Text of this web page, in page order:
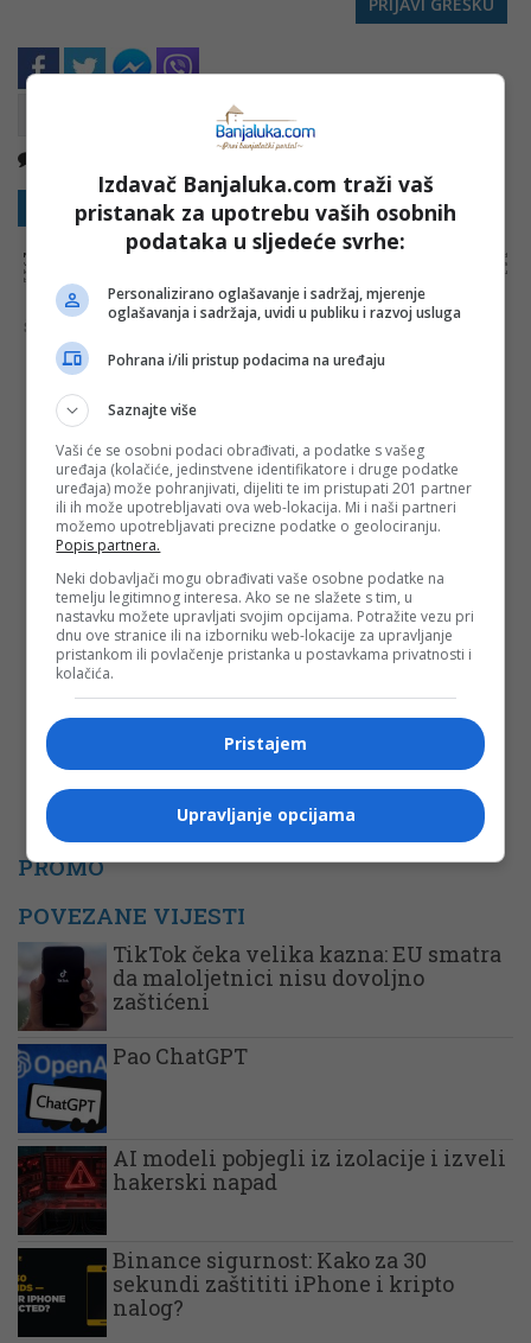
Sakrij sve komentare Prikaži komentare
NAPOMENA:
Komentari odražavaju stavove njihovih autora, a ne nužno i stavove internet portala Banjaluka.com. Molimo korisnike da se suzdrže od
vrijeđanja, psovanja i vulgarnog izražavanja. Portal Banjaluka.com zadržava pravo da obriše komentar bez najave i objašnjenja. Zbog velikog broja
komentara Banjaluka.com nije dužan obrisati sve komentare koji krše pravila. Kao čitalac takođe prihvatate mogućnost da među komentarima mogu
biti pronađeni sadržaji koji mogu biti u suprotnosti sa vašim vjerskim, moralnim i drugim načelima i uvjerenjima.
Šta mislite o ovoj temi?
obavezna!
Ime*
Email*
Komentar
PROMO
POVEZANE VIJESTI
TikTok čeka velika kazna: EU smatra
da maloljetnici nisu dovoljno
zaštićeni
Pao ChatGPT
AI modeli pobjegli iz izolacije i izveli
hakerski napad
Binance sigurnost: Kako za 30
sekundi zaštititi iPhone i kripto
nalog?
Izdavač Banjaluka.com traži vaš
pristanak za upotrebu vaših osobnih
podataka u sljedeće svrhe:
Personalizirano oglašavanje i sadržaj, mjerenje
oglašavanja i sadržaja, uvidi u publiku i razvoj usluga
Pohrana i/ili pristup podacima na uređaju
Saznajte više
Vaši će se osobni podaci obrađivati, a podatke s vašeg
uređaja (kolačiće, jedinstvene identifikatore i druge podatke
uređaja) može pohranjivati, dijeliti te im pristupati 201 partner
ili ih može upotrebljavati ova web-lokacija. Mi i naši partneri
možemo upotrebljavati precizne podatke o geolociranju.
Popis partnera.
Neki dobavljači mogu obrađivati vaše osobne podatke na
temelju legitimnog interesa. Ako se ne slažete s tim, u
nastavku možete upravljati svojim opcijama. Potražite vezu pri
dnu ove stranice ili na izborniku web-lokacije za upravljanje
pristankom ili povlačenje pristanka u postavkama privatnosti i
kolačića.
Pristajem
Upravljanje opcijama